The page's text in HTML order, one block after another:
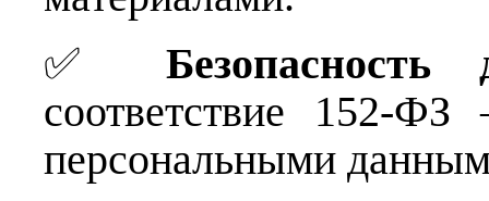
✅ Безопасность
соответствие 152-
персональными